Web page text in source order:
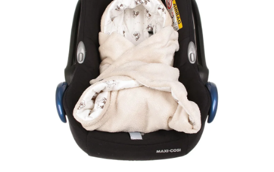
hvězdiček.